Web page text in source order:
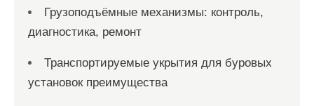
Грузоподъёмные механизмы: контроль,
диагностика, ремонт
Транспортируемые укрытия для буровых
установок преимущества